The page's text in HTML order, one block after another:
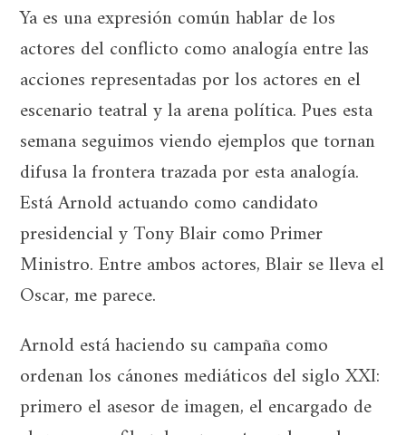
Ya es una expresión común hablar de los
actores del conflicto como analogía entre las
acciones representadas por los actores en el
escenario teatral y la arena política. Pues esta
semana seguimos viendo ejemplos que tornan
difusa la frontera trazada por esta analogía.
Está Arnold actuando como candidato
presidencial y Tony Blair como Primer
Ministro. Entre ambos actores, Blair se lleva el
Oscar, me parece.
Arnold está haciendo su campaña como
ordenan los cánones mediáticos del siglo XXI:
primero el asesor de imagen, el encargado de